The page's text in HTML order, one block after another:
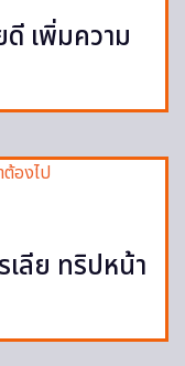
เพิ่มความ
เลีย ทริปหน้า